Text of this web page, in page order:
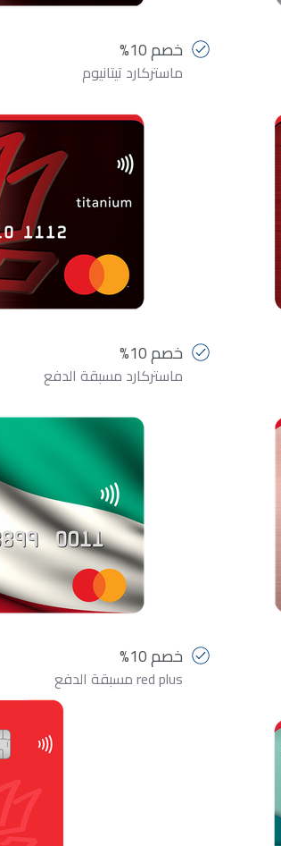
خصم 10%
ماستركارد تيتانيوم
خصم 10%
ماستركارد مسبقة الدفع
خصم 10%
red plus مسبقة الدفع